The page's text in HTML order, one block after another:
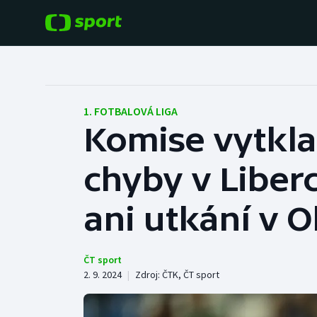
Hokej
Tenis
Baseball a softbal
Basketbal
Biatlon
1. FOTBALOVÁ LIGA
Komise
chyby v
ani utkání v
ČT sport
2. 9. 2024 | Zdroj: ČTK, ČT sport